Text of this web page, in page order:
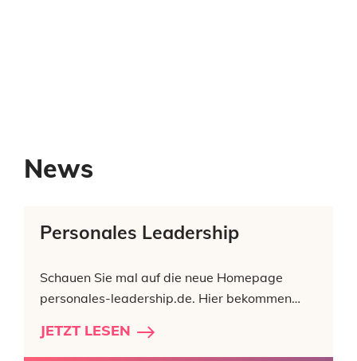
News
Personales Leadership
Schauen Sie mal auf die neue Homepage
personales-leadership.de. Hier bekommen…
JETZT LESEN